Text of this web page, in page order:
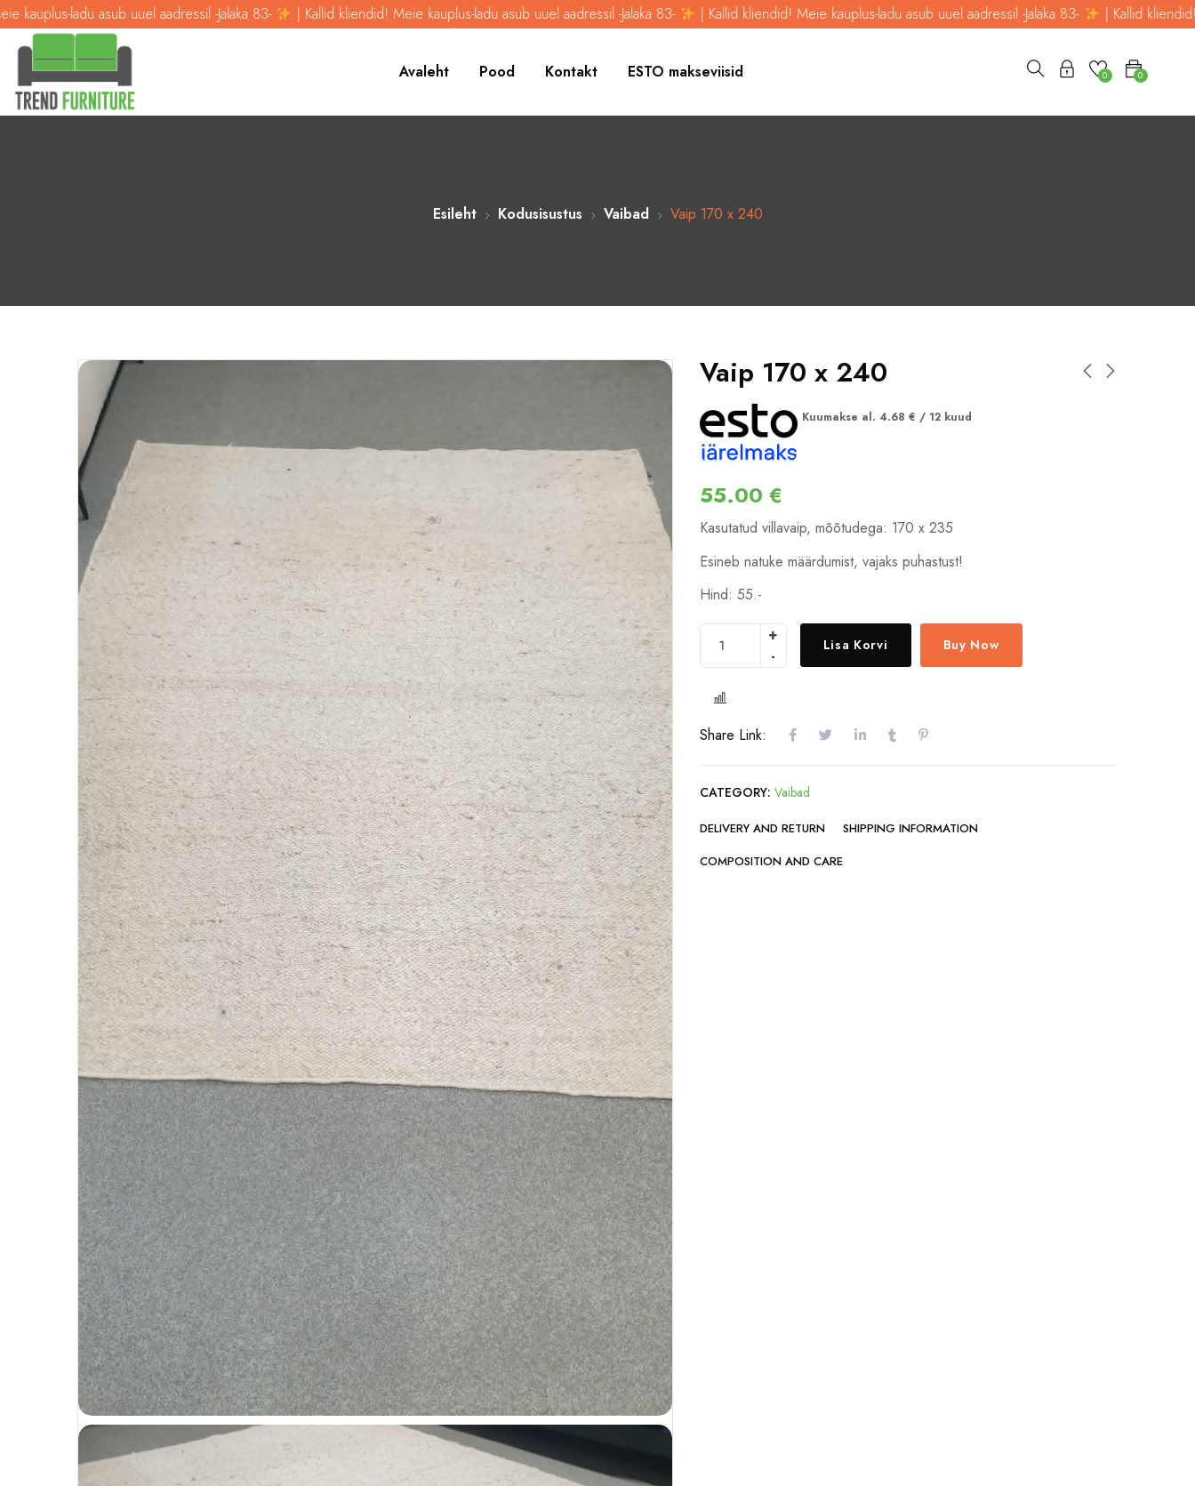
uuel aadressil -Jalaka 83- | Kallid kliendid! Meie kauplus-ladu asub uuel aadressil -Jalaka 83- | Kallid kliendid! Meie kauplus-ladu asub uuel aadressil -Jalaka 83- | Kallid kliendid! Meie kauplus-ladu
Avaleht Pood Kontakt ESTO makseviisid 0
0
Esileht Kodusisustus Vaibad Vaip 170 x 240
Vaip 170 x 240
Kuumakse al. 4.68 € / 12 kuud
55.00 €
Kasutatud villavaip, mõõtudega: 170 x 235
Esineb natuke määrdumist, vajaks puhastust!
Hind: 55.-
Lisa Korvi Buy Now
Share Link:
CATEGORY: Vaibad
DELIVERY AND RETURN
SHIPPING INFORMATION
COMPOSITION AND CARE